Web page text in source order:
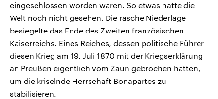
eingeschlossen worden waren. So etwas hatte die
Welt noch nicht gesehen. Die rasche Niederlage
besiegelte das Ende des Zweiten französischen
Kaiserreichs. Eines Reiches, dessen politische Führer
diesen Krieg am 19. Juli 1870 mit der Kriegserklärung
an Preußen eigentlich vom Zaun gebrochen hatten,
um die kriselnde Herrschaft Bonapartes zu
stabilisieren.